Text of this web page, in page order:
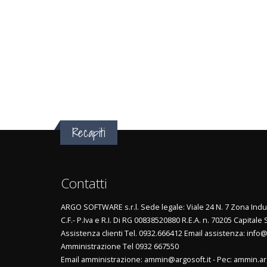
Recapiti
Contatti
ARGO SOFTWARE s.r.l. Sede legale: Viale 24 N. 7 Zona
C.F.- P.Iva e R.I. Di RG 00838520880 R.E.A. n. 70205
Assistenza clienti Tel. 0932.666412 Email assistenza:
Amministrazione Tel 0932 667550
Email amministrazione: ammin@argosoft.it - Pec: